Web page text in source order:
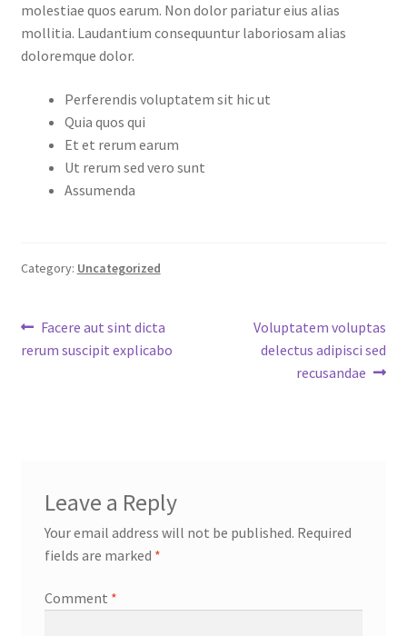
molestiae quos earum. Non dolor pariatur eius alias
mollitia. Laudantium consequuntur laboriosam alias
doloremque dolor.
Perferendis voluptatem sit hic ut
Quia quos qui
Et et rerum earum
Ut rerum sed vero sunt
Assumenda
Category: Uncategorized
Post
navigation
Previous
post:
Facere aut sint dicta
rerum suscipit explicabo
Next
post:
Voluptatem voluptas
delectus adipisci sed
recusandae
Leave a Reply
Your email address will not be published. Required
fields are marked *
Comment *